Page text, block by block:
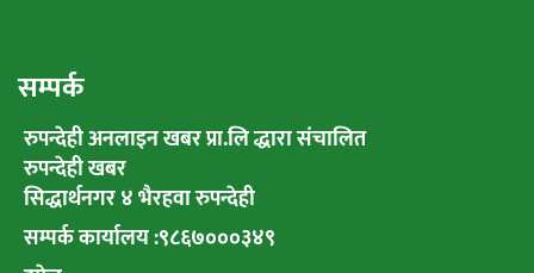
सम्पर्क
रुपन्देही अनलाइन खबर प्रा.लि द्धारा संचालित
रुपन्देही खबर
सिद्धार्थनगर ४ भैरहवा रुपन्देही
सम्पर्क कार्यालय :९८६७०००३४९